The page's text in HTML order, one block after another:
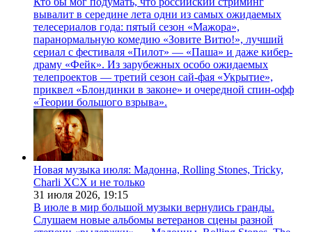
вывалит в середине лета одни из самых ожидаемых
телесериалов года: пятый сезон «Мажора»,
паранормальную комедию «Зовите Витю!», лучший
сериал с фестиваля «Пилот» — «Паша» и даже кибер-
драму «Фейк». Из зарубежных особо ожидаемых
телепроектов — третий сезон сай-фая «Укрытие»,
приквел «Блондинки в законе» и очередной спин-офф
«Теории большого взрыва».
Новая музыка июля: Мадонна, Rolling Stones, Tricky,
Charli XCX и не только
31 июля 2026, 19:15
В июле в мир большой музыки вернулись гранды.
Слушаем новые альбомы ветеранов сцены разной